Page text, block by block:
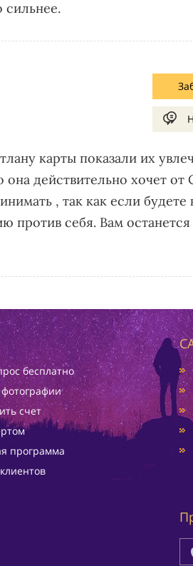
сильнее.
карты показали их
действительно хочет от
, так как если будете
против себя. Вам
бесплатно
счет
программа